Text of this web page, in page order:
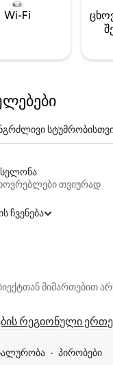
Wi-Fi
თვიურად
ჩვენება
მიმართებით
რეგიონული
პირობები